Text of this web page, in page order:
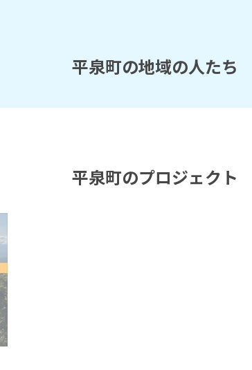
平泉町の地域の人たち
平泉町のプロジェクト